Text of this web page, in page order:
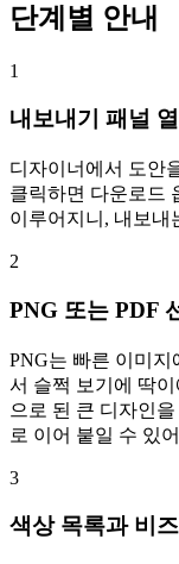
단계별 안내
1
내보내기 패널 열
디자이너에서 도안
클릭하면 다운로드
이루어지니, 내보내
2
PNG 또는 PDF
PNG는 빠른 이미
서 슬쩍 보기에 딱
으로 된 큰 디자인
로 이어 붙일 수 있
3
색상 목록과 비